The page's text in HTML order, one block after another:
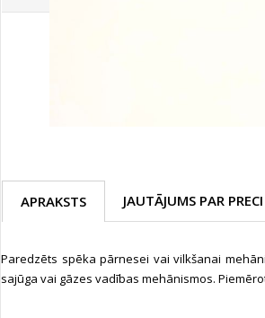
APRAKSTS JAUTĀJUMS PAR PRECI
Paredzēts spēka pārnesei vai vilkšanai
sajūga vai gāzes vadības mehānismos.